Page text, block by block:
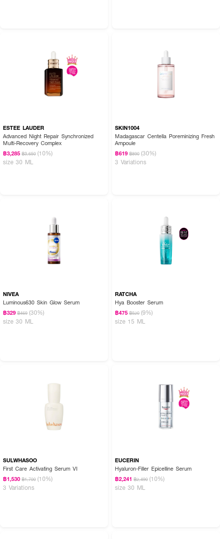
ESTEE LAUDER
Advanced Night Repair Synchronized
Multi-Recovery Complex
฿3,285 ฿3,650 (10%)
size 30 ML
SKIN1004
Madagascar Centella Poreminizing Fresh
Ampoule
฿619 ฿890 (30%)
3 Variations
NIVEA
Luminous630 Skin Glow Serum
฿329 ฿469 (30%)
size 30 ML
RATCHA
Hya Booster Serum
฿475 ฿520 (9%)
size 15 ML
SULWHASOO
First Care Activating Serum VI
฿1,530 ฿1,700 (10%)
3 Variations
EUCERIN
Hyaluron-Filler Epicelline Serum
฿2,241 ฿2,490 (10%)
size 30 ML